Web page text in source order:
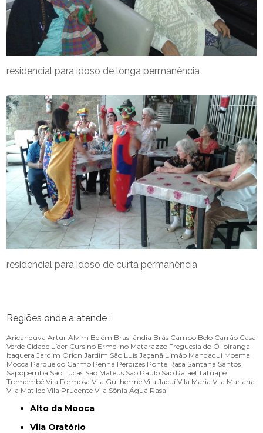
residencial para idoso de longa permanência
residencial para idoso de curta permanência
Regiões onde a atende :
Aricanduva Artur Alvim Belém Brasilândia Brás Campo Belo Carrão Casa
Verde Cidade Líder Cursino Ermelino Matarazzo Freguesia do Ó Ipiranga
Itaquera Jardim Orion Jardim São Luís Jaçanã Limão Mandaqui Moema
Mooca Parque do Carmo Penha Perdizes Ponte Rasa Santana Santos
Sapopemba São Lucas São Mateus São Paulo São Rafael Tatuapé
Tremembé Vila Formosa Vila Guilherme Vila Jacuí Vila Maria Vila Mariana
Vila Matilde Vila Prudente Vila Sônia Água Rasa
Alto da Mooca
Vila Oratório